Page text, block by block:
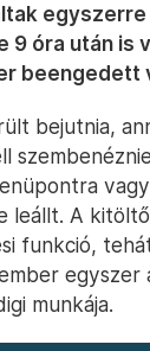
9 óra után is
beengedett
bejutnia,
leállt. A
funkció,
egyszer
munkája.